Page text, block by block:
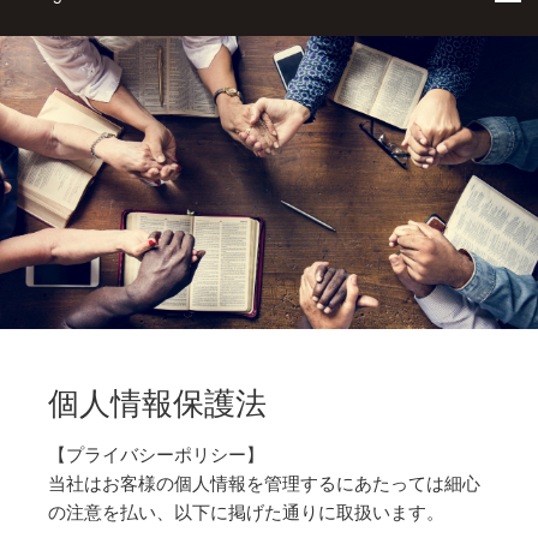
個人情報保護法
【プライバシーポリシー】
当社はお客様の個人情報を管理するにあたっては細心
の注意を払い、以下に掲げた通りに取扱います。